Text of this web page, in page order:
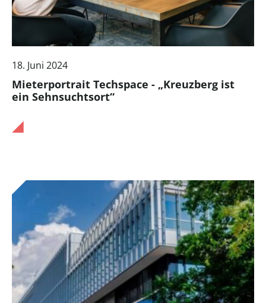
18. Juni 2024
Mieterportrait Techspace - „Kreuzberg ist
ein Sehnsuchtsort“